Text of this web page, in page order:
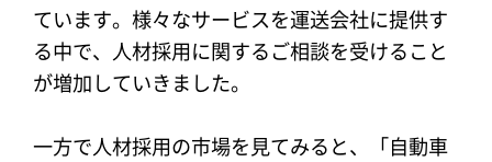
ています。様々なサービスを運送会社に提供す
る中で、人材採用に関するご相談を受けること
が増加していきました。
一方で人材採用の市場を見てみると、「自動車